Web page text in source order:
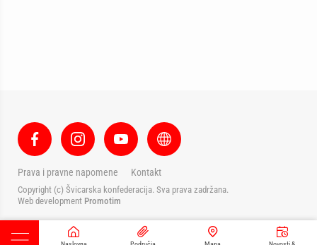
Prava i pravne napomene Kontakt
Copyright (c) Švicarska konfederacija. Sva prava zadržana.
Web development Promotim